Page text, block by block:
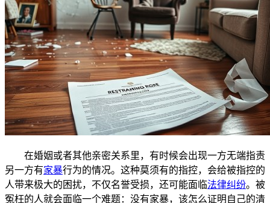
在婚姻或者其他亲密关系里，有时候会出现一方无端指责
另一方有家暴行为的情况。这种莫须有的指控，会给被指控的
人带来极大的困扰，不仅名誉受损，还可能面临法律纠纷。被
冤枉的人就会面临一个难题：没有家暴，该怎么证明自己的清